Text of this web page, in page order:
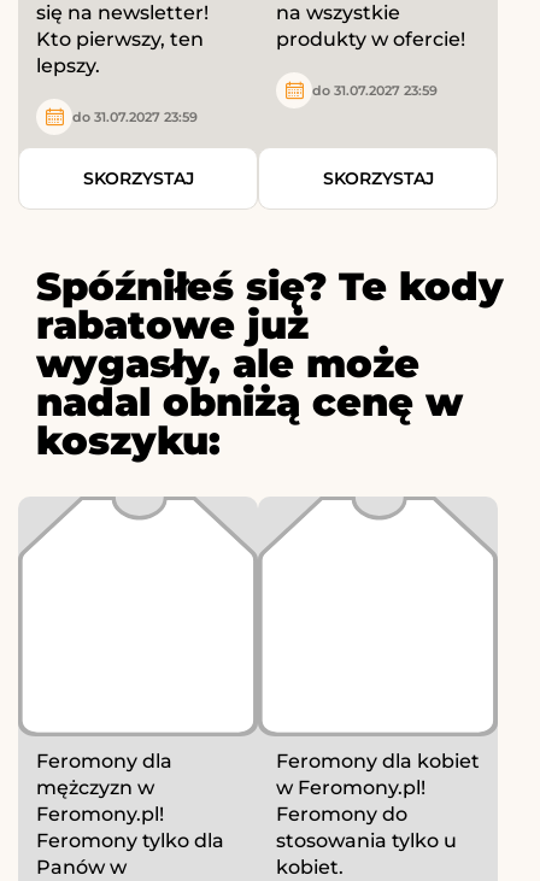
się na newsletter!
Kto pierwszy, ten
lepszy.
do 31.07.2027 23:59
SKORZYSTAJ
na wszystkie
produkty w ofercie!
do 31.07.2027 23:59
SKORZYSTAJ
Spóźniłeś się? Te kody
rabatowe już
wygasły, ale może
nadal obniżą cenę w
koszyku:
Feromony dla
mężczyzn w
Feromony.pl!
Feromony tylko dla
Panów w
Feromony dla kobiet
w Feromony.pl!
Feromony do
stosowania tylko u
kobiet.